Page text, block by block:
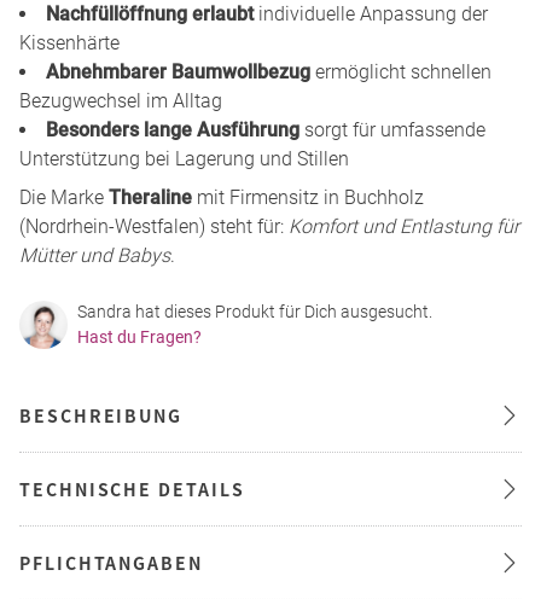
Nachfüllöffnung erlaubtindividuelle Anpassung der
Kissenhärte
Abnehmbarer Baumwollbezug ermöglicht schnellen
Bezugwechsel im Alltag
Besonders lange Ausführung sorgt für umfassende
Unterstützung bei Lagerung und Stillen
Die Marke Theraline mit Firmensitz in Buchholz
(Nordrhein-Westfalen) steht für: Komfort und Entlastung für
Mütter und Babys.
Sandra hat dieses Produkt für Dich ausgesucht.
Hast du Fragen?
BESCHREIBUNG
TECHNISCHE DETAILS
PFLICHTANGABEN